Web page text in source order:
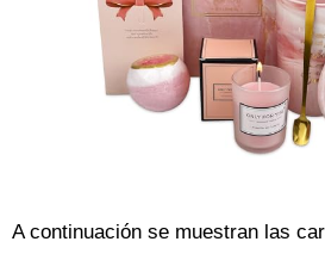
A continuación se muestran las